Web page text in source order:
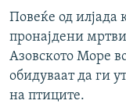
на
пребарување
ПРИЈАВИ СЕ ЗА
ПОДКАСТ ЗОШТО?
СЛЕДЕТЕ НЕ
Повеќе од илјада
пронајдени
Азовското Море
обидуваат да ги
на птиците.